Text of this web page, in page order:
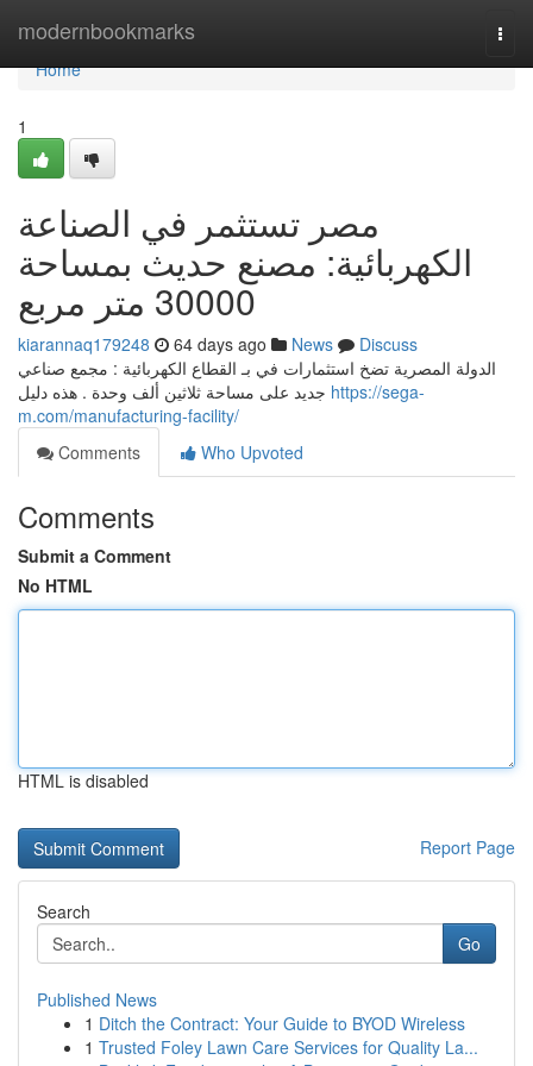
modernbookmarks
Home
Home
1
مصر تستثمر في الصناعة
الكهربائية: مصنع حديث بمساحة
30000 متر مربع
kiarannaq179248 64 days ago News
Discuss
الدولة المصرية تضخ استثمارات في بـ القطاع الكهربائية : مجمع صناعي
https://sega-
m.com/manufacturing-facility/
Comments
Who Upvoted
Comments
Submit a Comment
No HTML
HTML is disabled
Report Page
Search
Go
Published News
1 Ditch the Contract: Your Guide to BYOD Wireless
1 Trusted Foley Lawn Care Services for Quality La...